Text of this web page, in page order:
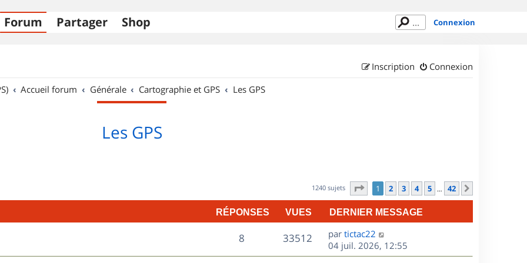
Forum Partager Shop Connexion
Connexion
Inscription
Accueil forum Générale Cartographie et GPS Les GPS
Les GPS
1240 sujets Page sur42
1 2 3 4 5 … 42
RÉPONSES VUES DERNIER MESSAGE
8R
é
33512V
u
D
e
r
par tictac22
04 juil. 2026, 12:55